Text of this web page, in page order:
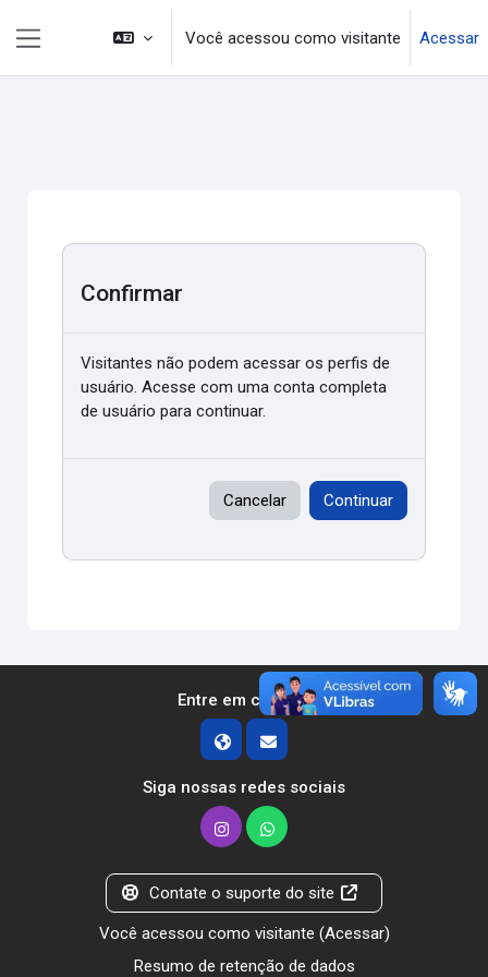
Ir para o conteúdo principal
Você acessou como visitante Acessar
Confirmar
Visitantes não podem acessar os perfis de
usuário. Acesse com uma conta completa
de usuário para continuar.
Cancelar Continuar
Entre em contato
Siga nossas redes sociais
Contate o suporte do site
Você acessou como visitante (Acessar)
Resumo de retenção de dados